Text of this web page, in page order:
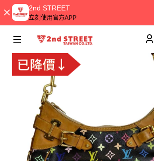
2nd STREET
立刻使用官方APP